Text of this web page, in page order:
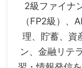
2級ファイナ
（FP2級）、
理、貯蓄、資
ン、金融リテ